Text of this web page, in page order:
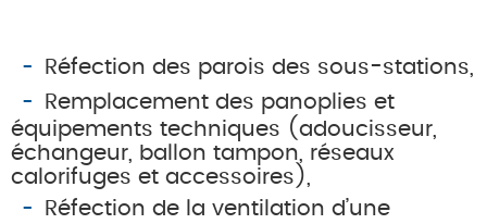
Réfection des parois des sous-stations,
Remplacement des panoplies et
équipements techniques (adoucisseur,
échangeur, ballon tampon, réseaux
calorifuges et accessoires),
Réfection de la ventilation d’une